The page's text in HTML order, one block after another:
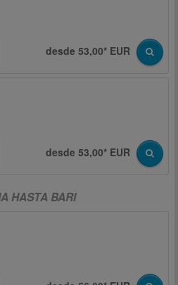
desde 53,00* EUR
desde 53,00* EUR
HASTA BARI